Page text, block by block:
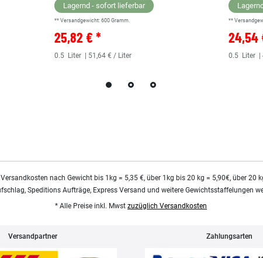
Lagernd - sofort lieferbar
** Versandgewicht: 600 Gramm.
25,82 € *
0.5 Liter | 51,64 € / Liter
**
24,54
0.5 Liter |
nach Gewicht bis 1kg = 5,35 €, über 1kg bis 20 kg = 5,90€, über 20
Speditions Aufträge, Express Versand und weitere Gewichtsstaffelungen
* Alle Preise inkl. Mwst zuzüglich Versandkosten
Versandpartner Zahlungsarten